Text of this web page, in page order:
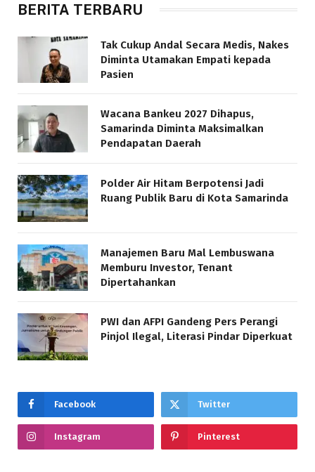
BERITA TERBARU
Tak Cukup Andal Secara Medis, Nakes
Diminta Utamakan Empati kepada
Pasien
Wacana Bankeu 2027 Dihapus,
Samarinda Diminta Maksimalkan
Pendapatan Daerah
Polder Air Hitam Berpotensi Jadi
Ruang Publik Baru di Kota Samarinda
Manajemen Baru Mal Lembuswana
Memburu Investor, Tenant
Dipertahankan
PWI dan AFPI Gandeng Pers Perangi
Pinjol Ilegal, Literasi Pindar Diperkuat
Facebook Twitter
Instagram Pinterest